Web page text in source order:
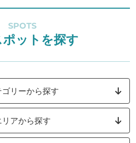
SPOTS
ポットを探す
ゴリーから探す
リアから探す